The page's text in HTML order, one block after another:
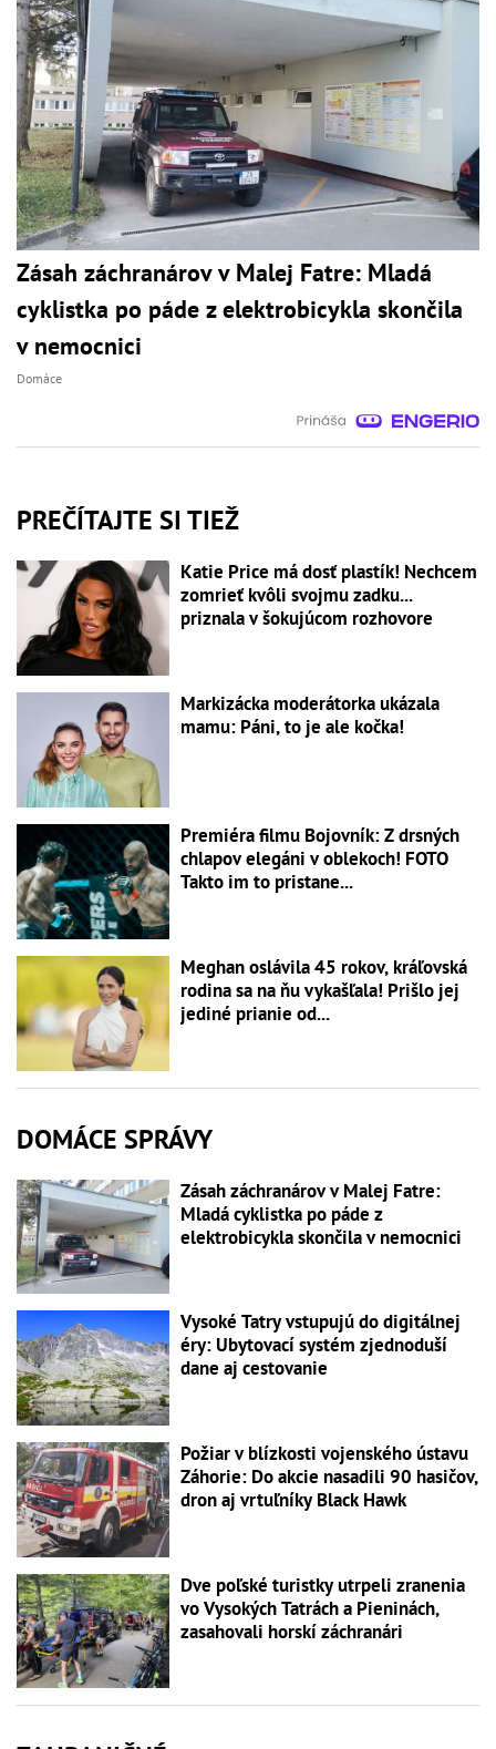
Zásah záchranárov v Malej Fatre: Mladá
cyklistka po páde z elektrobicykla skončila
v nemocnici
Domáce
PREČÍTAJTE SI TIEŽ
Katie Price má dosť plastík! Nechcem
zomrieť kvôli svojmu zadku...
priznala v šokujúcom rozhovore
Markizácka moderátorka ukázala
mamu: Páni, to je ale kočka!
Premiéra filmu Bojovník: Z drsných
chlapov elegáni v oblekoch! FOTO
Takto im to pristane...
Meghan oslávila 45 rokov, kráľovská
rodina sa na ňu vykašľala! Prišlo jej
jediné prianie od...
DOMÁCE SPRÁVY
Zásah záchranárov v Malej Fatre:
Mladá cyklistka po páde z
elektrobicykla skončila v nemocnici
Vysoké Tatry vstupujú do digitálnej
éry: Ubytovací systém zjednoduší
dane aj cestovanie
Požiar v blízkosti vojenského ústavu
Záhorie: Do akcie nasadili 90 hasičov,
dron aj vrtuľníky Black Hawk
Dve poľské turistky utrpeli zranenia
vo Vysokých Tatrách a Pieninách,
zasahovali horskí záchranári